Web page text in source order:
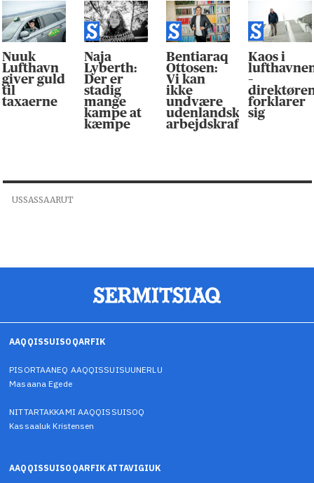
Nuuk
Lufthavn
giver guld
til
taxaerne
Naja
Lyberth:
Der er
stadig
mange
kampe at
kæmpe
Bentiaraq
Ottosen:
Vi kan
ikke
undvære
udenlandsk
arbejdskraft
Kaos i
–
forklarer
sig
USSASSAARUT
AAQQISSUISOQARFIK
PISORTAANEQ AAQQISSUISUUNERLU
Masaana Egede
NITTARTAKKAMI AAQQISSUISOQ
Kassaaluk Kristensen
AAQQISSUISOQARFIK ATTAVIGIUK